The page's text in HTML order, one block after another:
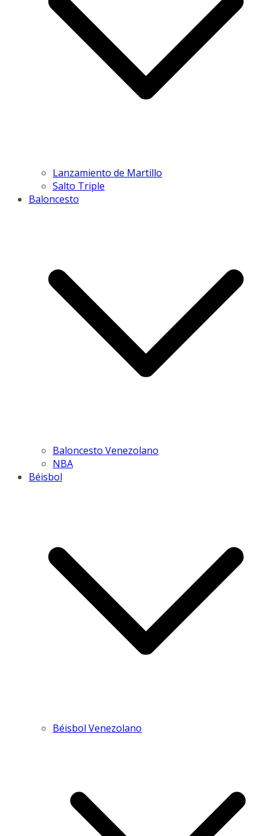
Lanzamiento de Martillo
Salto Triple
Baloncesto
Baloncesto Venezolano
NBA
Béisbol
Béisbol Venezolano